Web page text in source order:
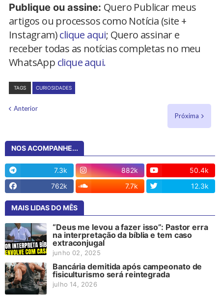
Publique ou assine: Quero Publicar meus
artigos ou processos como Notícia (site +
Instagram)clique aqui; Quero assinar e
receber todas as notícias completas no meu
WhatsApp clique aqui.
TAGS CURIOSIDADES
Anterior
Próxima
NOS ACOMPANHE...
7.3k 882k
50.4k
762k
7.7k 12.3k
MAIS LIDAS DO MÊS
“Deus me levou a fazer isso”: Pastor erra
na interpretação da bíblia e tem caso
extraconjugal
junho 02, 2025
Bancária demitida após campeonato de
fisiculturismo será reintegrada
julho 14, 2026